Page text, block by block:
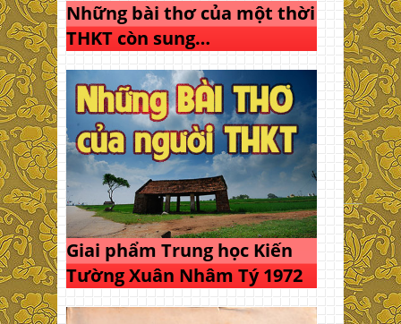
Những bài thơ của một thời
THKT còn sung…
Giai phẩm Trung học Kiến
Tường Xuân Nhâm Tý 1972